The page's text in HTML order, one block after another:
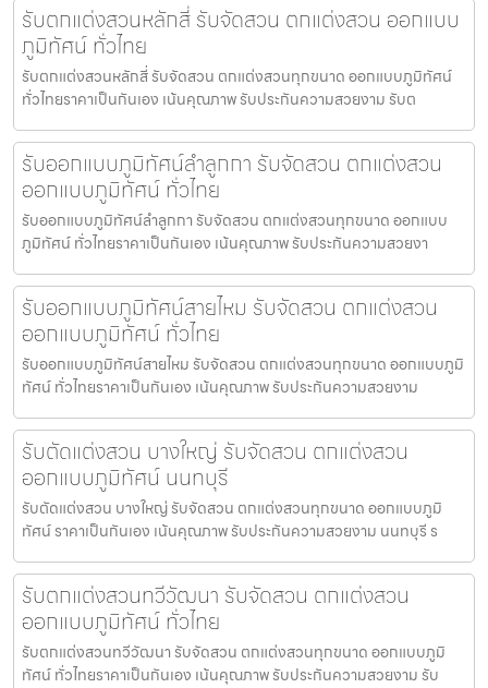
รับตกแต่งสวนหลักสี่ รับจัดสวน ตกแต่งสวน ออกแบบ
ภูมิทัศน์ ทั่วไทย
รับตกแต่งสวนหลักสี่ รับจัดสวน ตกแต่งสวนทุกขนาด ออกแบบภูมิทัศน์
ทั่วไทยราคาเป็นกันเอง เน้นคุณภาพ รับประกันความสวยงาม รับต
รับออกแบบภูมิทัศน์ลำลูกกา รับจัดสวน ตกแต่งสวน
ออกแบบภูมิทัศน์ ทั่วไทย
รับออกแบบภูมิทัศน์ลำลูกกา รับจัดสวน ตกแต่งสวนทุกขนาด ออกแบบ
ภูมิทัศน์ ทั่วไทยราคาเป็นกันเอง เน้นคุณภาพ รับประกันความสวยงา
รับออกแบบภูมิทัศน์สายไหม รับจัดสวน ตกแต่งสวน
ออกแบบภูมิทัศน์ ทั่วไทย
รับออกแบบภูมิทัศน์สายไหม รับจัดสวน ตกแต่งสวนทุกขนาด ออกแบบภูมิ
ทัศน์ ทั่วไทยราคาเป็นกันเอง เน้นคุณภาพ รับประกันความสวยงาม
รับตัดแต่งสวน บางใหญ่ รับจัดสวน ตกแต่งสวน
ออกแบบภูมิทัศน์ นนทบุรี
รับตัดแต่งสวน บางใหญ่ รับจัดสวน ตกแต่งสวนทุกขนาด ออกแบบภูมิ
ทัศน์ ราคาเป็นกันเอง เน้นคุณภาพ รับประกันความสวยงาม นนทบุรี ร
รับตกแต่งสวนทวีวัฒนา รับจัดสวน ตกแต่งสวน
ออกแบบภูมิทัศน์ ทั่วไทย
รับตกแต่งสวนทวีวัฒนา รับจัดสวน ตกแต่งสวนทุกขนาด ออกแบบภูมิ
ทัศน์ ทั่วไทยราคาเป็นกันเอง เน้นคุณภาพ รับประกันความสวยงาม รับ